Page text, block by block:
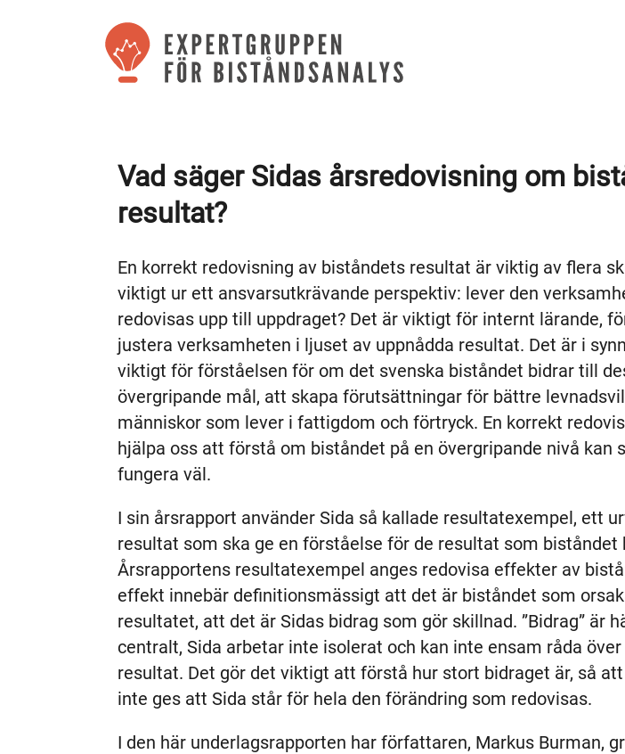
Vad säger Sidas årsredovisning om
resultat?
En korrekt redovisning av biståndets resultat är viktig av flera
viktigt ur ett ansvarsutkrävande perspektiv: lever den
redovisas upp till uppdraget? Det är viktigt för internt lärande,
justera verksamheten i ljuset av uppnådda resultat. Det är i
viktigt för förståelsen för om det svenska biståndet bidrar till
övergripande mål, att skapa förutsättningar för bättre
människor som lever i fattigdom och förtryck. En korrekt
hjälpa oss att förstå om biståndet på en övergripande nivå kan
fungera väl.
I sin årsrapport använder Sida så kallade resultatexempel, ett
resultat som ska ge en förståelse för de resultat som biståndet
Årsrapportens resultatexempel anges redovisa effekter av
effekt innebär definitionsmässigt att det är biståndet som
resultatet, att det är Sidas bidrag som gör skillnad. ”Bidrag” är
centralt, Sida arbetar inte isolerat och kan inte ensam råda
resultat. Det gör det viktigt att förstå hur stort bidraget är, så
inte ges att Sida står för hela den förändring som redovisas.
I den här underlagsrapporten har författaren, Markus Burman,